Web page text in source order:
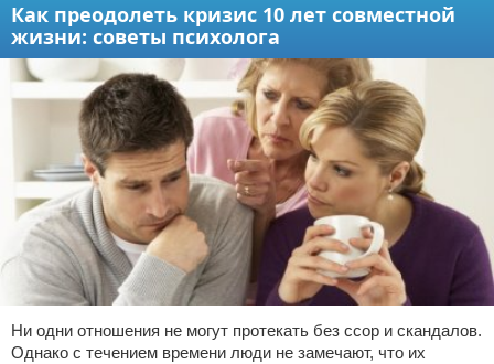
Как преодолеть кризис 10 лет совместной
жизни: советы психолога
Ни одни отношения не могут протекать без ссор и скандалов.
Однако с течением времени люди не замечают, что их